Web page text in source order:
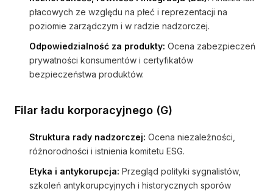
płacowych ze względu na płeć i reprezentacji na
poziomie zarządczym i w radzie nadzorczej.
Odpowiedzialność za produkty: Ocena zabezpieczeń
prywatności konsumentów i certyfikatów
bezpieczeństwa produktów.
Filar ładu korporacyjnego (G)
Struktura rady nadzorczej: Ocena niezależności,
różnorodności i istnienia komitetu ESG.
Etyka i antykorupcja: Przegląd polityki sygnalistów,
szkoleń antykorupcyjnych i historycznych sporów